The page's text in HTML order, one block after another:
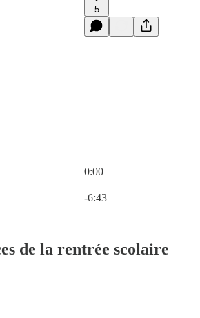
5
0:00
-6:43
de la rentrée scolaire